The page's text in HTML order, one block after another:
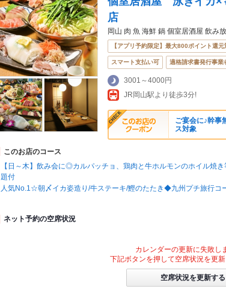
店
岡山 肉 魚 海鮮 鍋 個室居酒屋 飲み
【アプリ予約限定】最大800ポイント還元
スマート支払い可 適格請求書発行事業
3001～4000円
JR岡山駅より徒歩3分!
ご宴会に♪幹事
ス対象
このお店のコース
【日～木】飲み会に◎カルパッチョ、鶏肉と牛ホルモンのホイル焼
題付
人気No.1☆朝〆イカ姿造り/牛ステーキ/鰹のたたき◆九州プチ旅行
ネット予約の空席状況
カレンダーの更新に失敗し
下記ボタンを押して空席状況を更新
空席状況を更新する